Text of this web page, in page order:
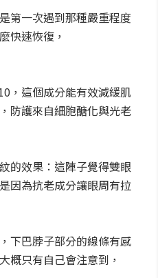
第一次遇到那種嚴重程度
快速恢復，
，這個成分能有效減緩肌
防護來自細胞醣化與光老
的效果：這陣子覺得雙眼
因為抗老成分讓眼周有拉
下巴脖子部分的線條有感
概只有自己會注意到，